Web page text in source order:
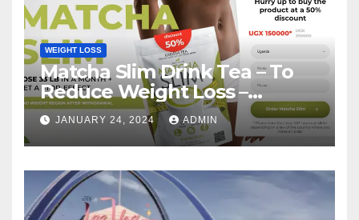
WEIGHT LOSS
Matcha Slim Drink Tea – To
Reduce Weight Loss –
Matcha Slim Price Update
2024
JANUARY 24, 2024 ADMIN